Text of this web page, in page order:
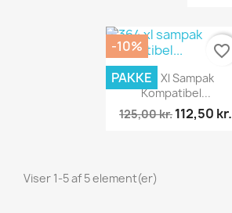
Vis her
364 Xl Sampak
Kompatibel...
125,00 kr. 112,50 kr.
-10%
PAKKE
favorite_border
Viser 1-5 af 5 element(er)